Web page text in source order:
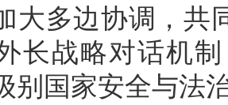
大多边协调，共
长战略对话机
别国家安全与法